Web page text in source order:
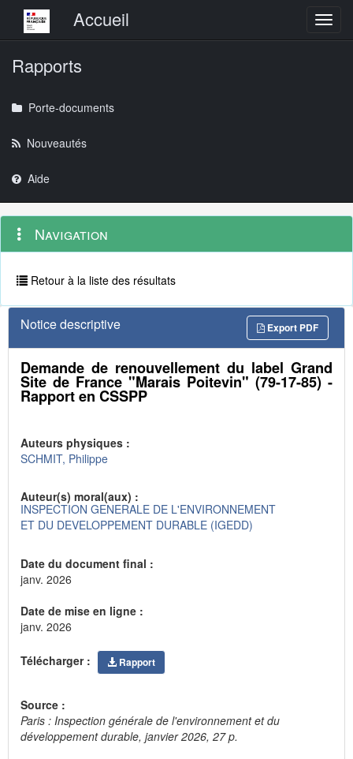
Menu principalAccueil
Rapports
Porte-documents
Nouveautés
Aide
Navigation
outils
Menu
contextuel
Navigation
Retour à la liste des résultats
Notice descriptive Export PDF
Demande de renouvellement du label Grand
Site de France "Marais Poitevin" (79-17-85) -
Rapport en CSSPP
Auteurs physiques :
SCHMIT, Philippe
Auteur(s) moral(aux) :
INSPECTION GENERALE DE L'ENVIRONNEMENT
ET DU DEVELOPPEMENT DURABLE (IGEDD)
Date du document final :
janv. 2026
Date de mise en ligne :
janv. 2026
Télécharger : Rapport
Source :
Paris : Inspection générale de l'environnement et du
développement durable, janvier 2026, 27 p.